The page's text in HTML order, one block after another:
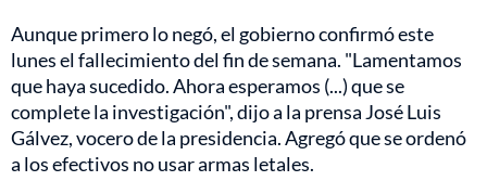
Aunque primero lo negó, el gobierno confirmó este
lunes el fallecimiento del fin de semana. "Lamentamos
que haya sucedido. Ahora esperamos (...) que se
complete la investigación", dijo a la prensa José Luis
Gálvez, vocero de la presidencia. Agregó que se ordenó
a los efectivos no usar armas letales.